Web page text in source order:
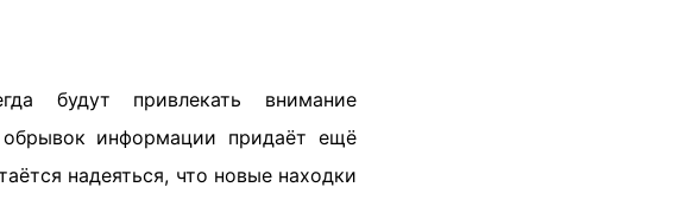
будут привлекать внимание
информации придаёт ещё
надеяться, что новые находки